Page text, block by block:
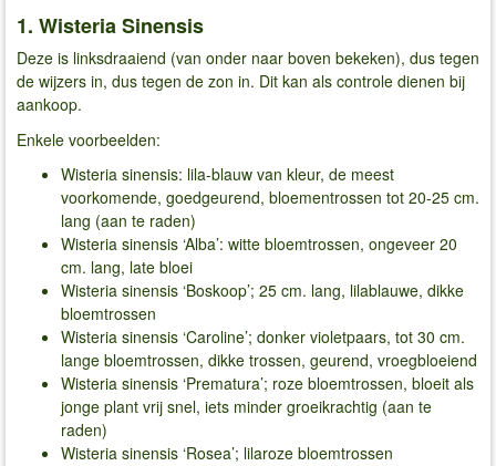
1. Wisteria Sinensis
Deze is linksdraaiend (van onder naar boven bekeken), dus tegen
de wijzers in, dus tegen de zon in. Dit kan als controle dienen bij
aankoop.
Enkele voorbeelden:
Wisteria sinensis: lila-blauw van kleur, de meest
voorkomende, goedgeurend, bloementrossen tot 20-25 cm.
lang (aan te raden)
Wisteria sinensis ‘Alba’: witte bloemtrossen, ongeveer 20
cm. lang, late bloei
Wisteria sinensis ‘Boskoop’; 25 cm. lang, lilablauwe, dikke
bloemtrossen
Wisteria sinensis ‘Caroline’; donker violetpaars, tot 30 cm.
lange bloemtrossen, dikke trossen, geurend, vroegbloeiend
Wisteria sinensis ‘Prematura’; roze bloemtrossen, bloeit als
jonge plant vrij snel, iets minder groeikrachtig (aan te
raden)
Wisteria sinensis ‘Rosea’; lilaroze bloemtrossen